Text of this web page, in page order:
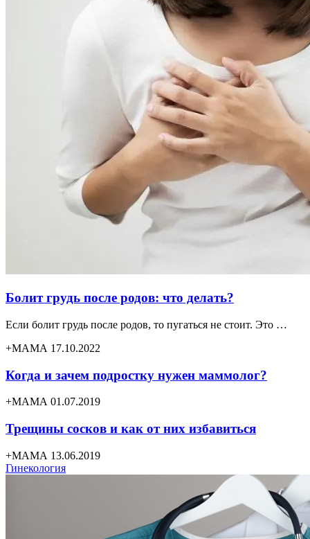
Болит грудь после родов: что делать?
Если болит грудь после родов, то пугаться не стоит. Это …
+МАМА 17.10.2022
Когда и зачем подростку нужен маммолог?
+МАМА 01.07.2019
Трещины сосков и как от них избавиться
+МАМА 13.06.2019
Гинекология